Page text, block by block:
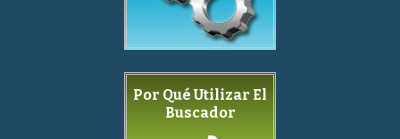
Por Qué Utilizar El
Buscador